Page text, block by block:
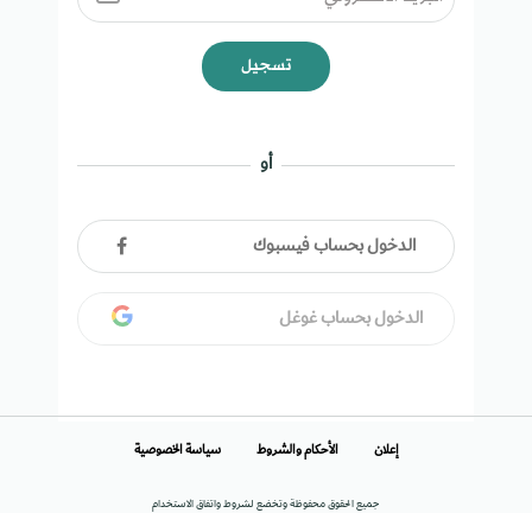
تسجيل
أو
الدخول بحساب فيسبوك
الدخول بحساب غوغل
جميع الحقوق محفوظة وتخضع لشروط واتفاق الاستخدام
إعلان الأحكام والشروط سياسة الخصوصية